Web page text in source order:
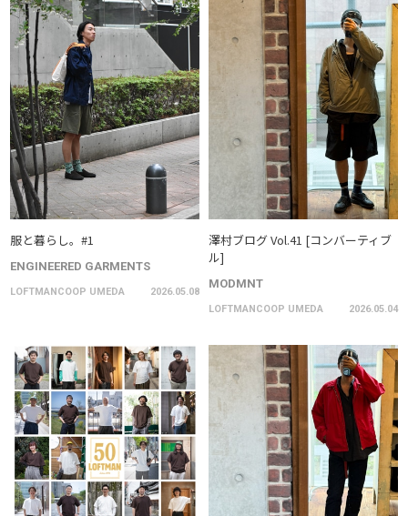
服と暮らし。#1
ENGINEERED GARMENTS
LOFTMANCOOP UMEDA 2026.05.08
澤村ブログ Vol.41 [コンバーティブ
ル]
MODMNT
LOFTMANCOOP UMEDA 2026.05.04